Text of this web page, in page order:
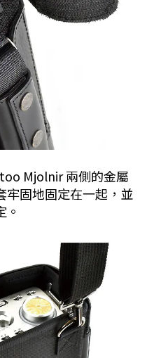
Mjolnir 兩側的金屬
牢固地固定在一起，並